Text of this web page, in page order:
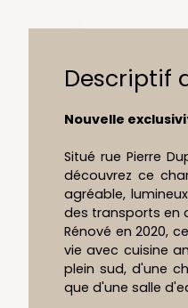
Descriptif
Nouvelle
Situé rue Pierre
découvrez ce
agréable,
des transports en
Rénové en 2020,
vie avec cuisine
plein sud, d'une
que d'une salle